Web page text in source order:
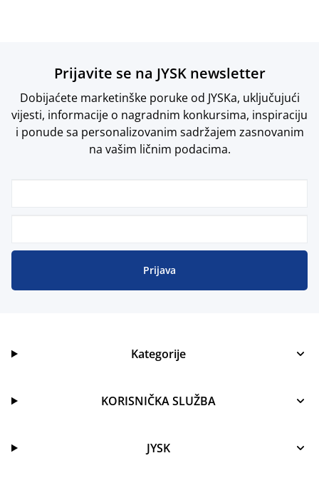
Prijavite se na JYSK newsletter
Dobijaćete marketinške poruke od JYSKa, uključujući
vijesti, informacije o nagradnim konkursima, inspiraciju
i ponude sa personalizovanim sadržajem zasnovanim
na vašim ličnim podacima.
Prijava
Kategorije
KORISNIČKA SLUŽBA
JYSK